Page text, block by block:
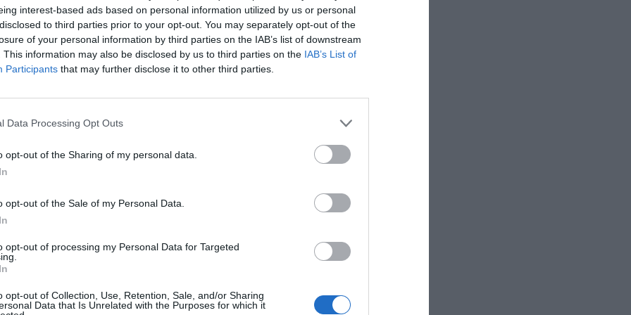
interest-based ads based on personal information utilized by us or personal
to third parties prior to your opt-out. You may separately opt-out of the
of your personal information by third parties on the IAB’s list of downstream
This information may also be disclosed by us to third parties on the IAB’s List of
Participants that may further disclose it to other third parties.
Data Processing Opt Outs
opt-out of the Sharing of my personal data.
opt-out of the Sale of my Personal Data.
opt-out of processing my Personal Data for Targeted
opt-out of Collection, Use, Retention, Sale, and/or Sharing
Data that Is Unrelated with the Purposes for which it
Servicio Andaluz de Salud
online de medicamentos de
seguridad y trazabilidad
de comunicaciones para el 24